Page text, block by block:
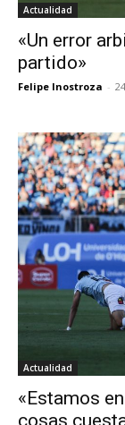
Actualidad
«Un error
partido»
Felipe Inostroza -
Actualidad
«Estamos
cosas